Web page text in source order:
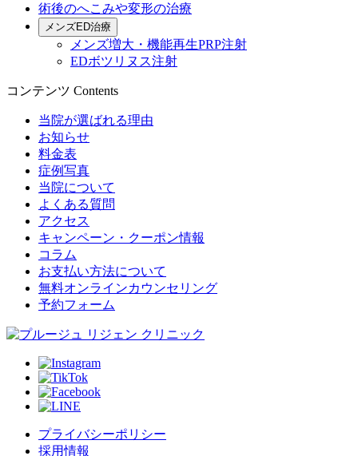
術後のへこみや変形の治療
メンズED治療
メンズ増大・機能再生PRP注射
EDボツリヌス注射
コンテンツ Contents
当院が選ばれる理由
お知らせ
料金表
症例写真
当院について
よくある質問
アクセス
キャンペーン・クーポン情報
コラム
お支払い方法について
無料オンラインカウンセリング
予約フォーム
プライバシーポリシー
採用情報